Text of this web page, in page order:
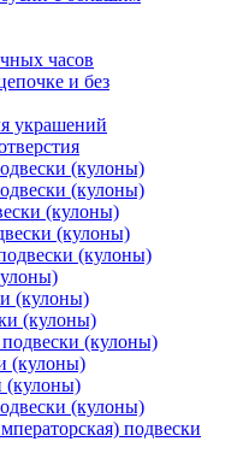
часов
и без
украшений
(кулоны)
(кулоны)
(кулоны)
(кулоны)
(кулоны)
(кулоны)
(кулоны)
(кулоны)
(кулоны)
(кулоны)
(кулоны)
подвески